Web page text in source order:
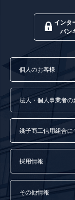
インタ
バン
個人のお客様
法人・個人事業者の
銚子商工信用組合に
採用情報
その他情報